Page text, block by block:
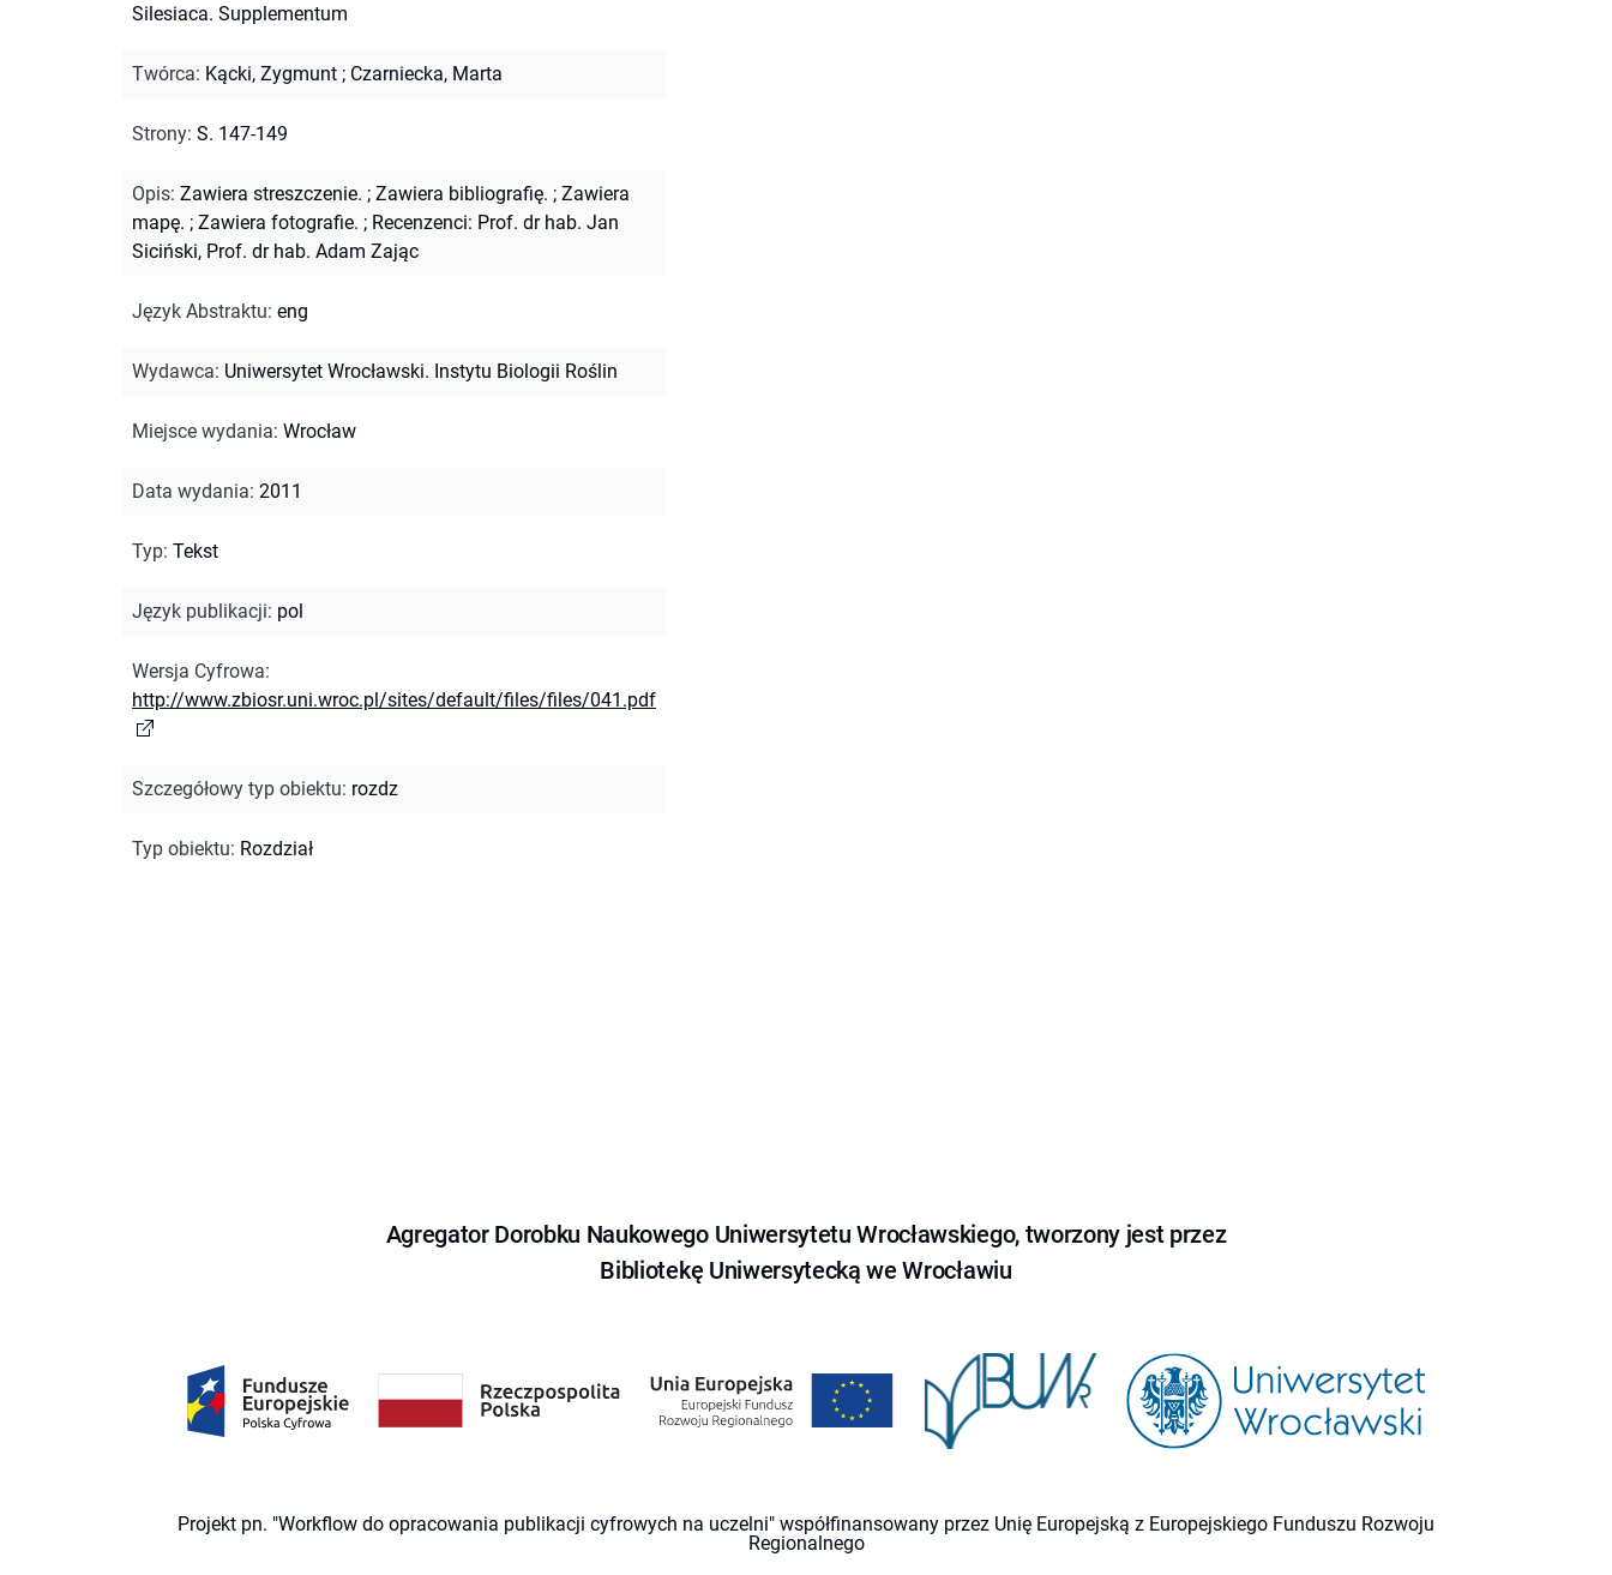
Silesiaca. Supplementum
Twórca: Kącki, Zygmunt ; Czarniecka, Marta
Strony: S. 147-149
Opis: Zawiera streszczenie. ; Zawiera bibliografię. ; Zawiera
mapę. ; Zawiera fotografie. ; Recenzenci: Prof. dr hab. Jan
Siciński, Prof. dr hab. Adam Zając
Język Abstraktu: eng
Wydawca: Uniwersytet Wrocławski. Instytu Biologii Roślin
Miejsce wydania: Wrocław
Data wydania: 2011
Typ: Tekst
Język publikacji: pol
Wersja Cyfrowa:
http://www.zbiosr.uni.wroc.pl/sites/default/files/files/041.pdf
Szczegółowy typ obiektu: rozdz
Typ obiektu: Rozdział
Agregator Dorobku Naukowego Uniwersytetu Wrocławskiego, tworzony jest przez
Bibliotekę Uniwersytecką we Wrocławiu
Projekt pn. "Workflow do opracowania publikacji cyfrowych na uczelni" współfinansowany przez Unię Europejską z Europejskiego Funduszu Rozwoju
Regionalnego